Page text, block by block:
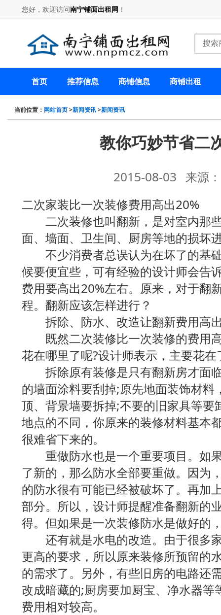
您好，欢迎访问南宁铺面出租网 ！
首页 推荐信息 商铺信息 商铺出租
当前位置： 网站首页>新闻资讯>新闻资讯
教你巧妙节省二
2015-08-03 来源
二次家装比一次装修费用高出20%
二次装修也叫翻新，是对室内那
面、墙面、卫生间、厨房等地的损坏
不少消费者总误认为在坏了的基
候要便宜些，可有经验的设计师会告
费用要高出20%左右。原来，对于翻
程。翻新应该怎样进行？
拆除、防水、改造让翻新费用高
既然二次装修比一次装修的费用
花在哪里了呢?设计师表示，主要花
拆除原有装修是只有翻新房才面
的墙面涂料要刮掉;原先地面装饰材料
顶、背景墙要拆掉;不要的旧家具等要
地点的不同，你原来的装修材料基本
很难省下来的。
重做防水也是一个重要项目。如
了新的，那么防水全部要重做。因为
的防水很有可能已经被破坏了。再加
部分。所以，设计师提醒准备翻新的
得。但如果是一次装修防水是做好的
还有就是水电的改造。由于很多
更高的要求，所以原来装修所预留的
的需求了。另外，有些旧房的电路还
改成暗藏的;厨房要加厨宝、净水器
费用相对较高。